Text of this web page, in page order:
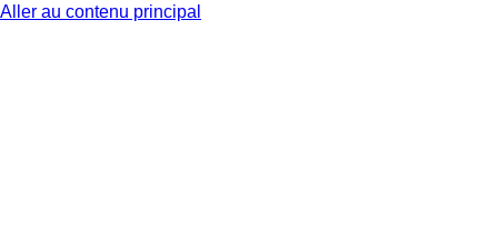
Aller au contenu principal